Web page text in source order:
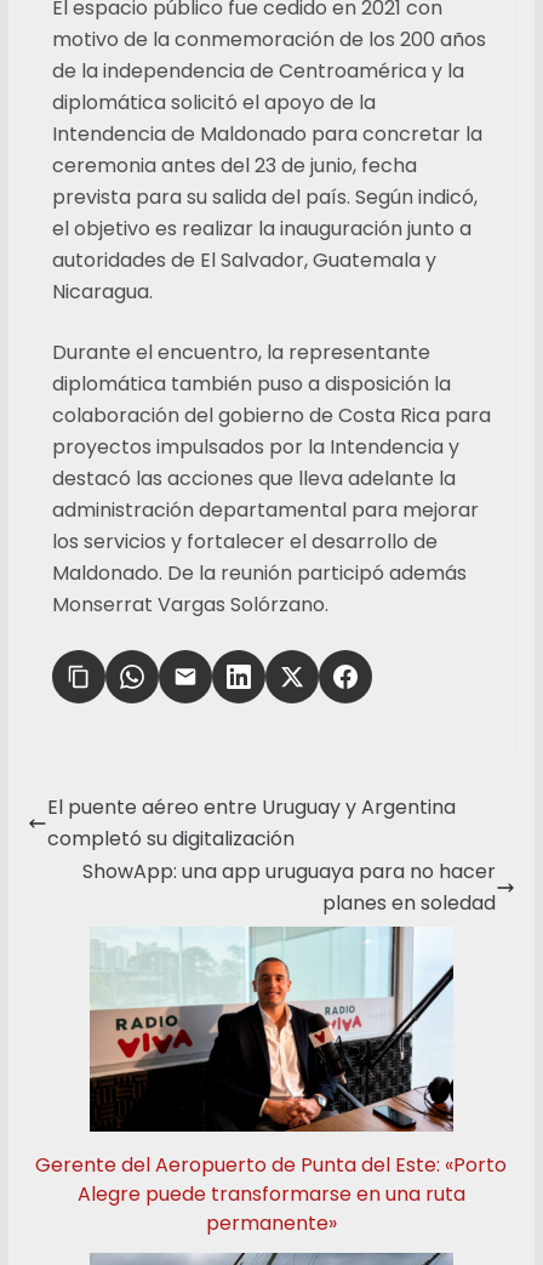
El espacio público fue cedido en 2021 con
motivo de la conmemoración de los 200 años
de la independencia de Centroamérica y la
diplomática solicitó el apoyo de la
Intendencia de Maldonado para concretar la
ceremonia antes del 23 de junio, fecha
prevista para su salida del país. Según indicó,
el objetivo es realizar la inauguración junto a
autoridades de El Salvador, Guatemala y
Nicaragua.
Durante el encuentro, la representante
diplomática también puso a disposición la
colaboración del gobierno de Costa Rica para
proyectos impulsados por la Intendencia y
destacó las acciones que lleva adelante la
administración departamental para mejorar
los servicios y fortalecer el desarrollo de
Maldonado. De la reunión participó además
Monserrat Vargas Solórzano.
El puente aéreo entre Uruguay y Argentina
completó su digitalización
ShowApp: una app uruguaya para no hacer
planes en soledad
Gerente del Aeropuerto de Punta del Este: «Porto
Alegre puede transformarse en una ruta
permanente»